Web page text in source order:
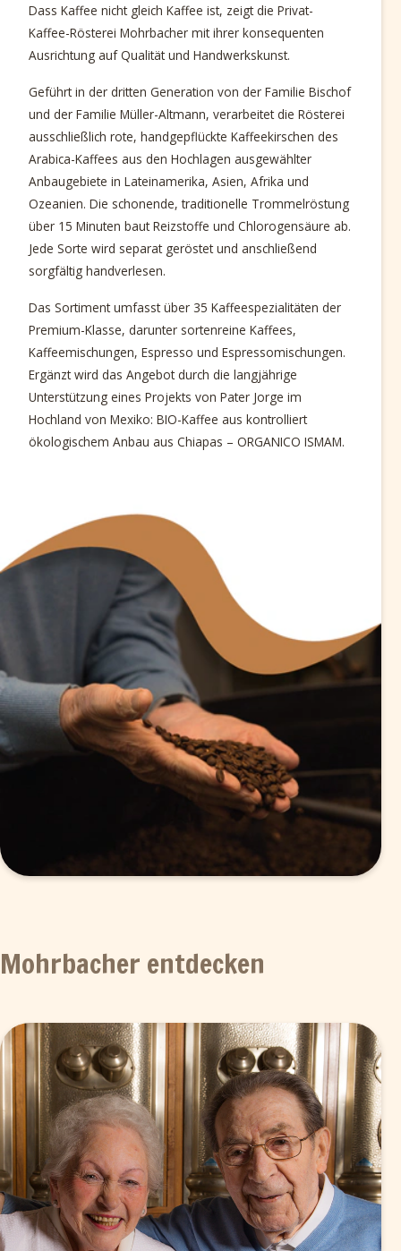
Dass Kaffee nicht gleich Kaffee ist, zeigt die Privat-
Kaffee-Rösterei Mohrbacher mit ihrer konsequenten
Ausrichtung auf Qualität und Handwerkskunst.
Geführt in der dritten Generation von der Familie Bischof
und der Familie Müller-Altmann, verarbeitet die Rösterei
ausschließlich rote, handgepflückte Kaffeekirschen des
Arabica-Kaffees aus den Hochlagen ausgewählter
Anbaugebiete in Lateinamerika, Asien, Afrika und
Ozeanien. Die schonende, traditionelle Trommelröstung
über 15 Minuten baut Reizstoffe und Chlorogensäure ab.
Jede Sorte wird separat geröstet und anschließend
sorgfältig handverlesen.
Das Sortiment umfasst über 35 Kaffeespezialitäten der
Premium-Klasse, darunter sortenreine Kaffees,
Kaffeemischungen, Espresso und Espressomischungen.
Ergänzt wird das Angebot durch die langjährige
Unterstützung eines Projekts von Pater Jorge im
Hochland von Mexiko: BIO-Kaffee aus kontrolliert
ökologischem Anbau aus Chiapas – ORGANICO ISMAM.
Mohrbacher entdecken